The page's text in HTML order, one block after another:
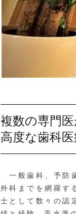
複数の専門
高度な歯科
一般歯科、予防
外科までを網羅す
士として数々の認